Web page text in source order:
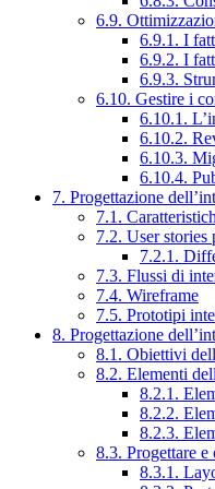
6.9.
6.9.1. I
6.9.2. I
6.9.3.
6.10. Gestire i
6.10.1.
6.10.2.
6.10.3.
6.10.4.
7. Progettazione
7.1.
7.2. User stories
7.2.1.
7.3. Flussi di
7.4. Wireframe
7.5. Prototipi
8. Progettazione
8.1. Obiettivi
8.2. Elementi
8.2.1.
8.2.2.
8.2.3.
8.3. Progettare e
8.3.1.